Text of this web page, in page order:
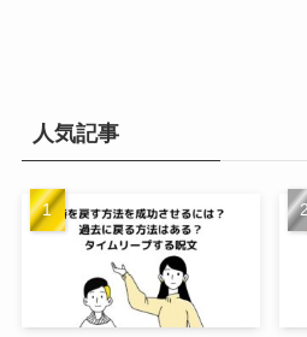
人気記事